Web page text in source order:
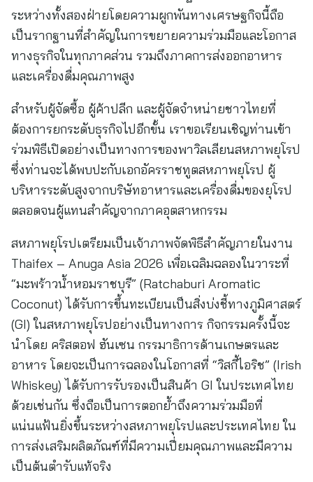
ระหว่างทั้งสองฝ่ายโดยความผูกพันทางเศรษฐกิจนี้ถือ
เป็นรากฐานที่สำคัญในการขยายความร่วมมือและโอกาส
ทางธุรกิจในทุกภาคส่วน รวมถึงภาคการส่งออกอาหาร
และเครื่องดื่มคุณภาพสูง
สำหรับผู้จัดซื้อ ผู้ค้าปลีก และผู้จัดจำหน่ายชาวไทยที่
ต้องการยกระดับธุรกิจไปอีกขั้น เราขอเรียนเชิญท่านเข้า
ร่วมพิธีเปิดอย่างเป็นทางการของพาวิลเลียนสหภาพยุโรป
ซึ่งท่านจะได้พบปะกับเอกอัครราชทูตสหภาพยุโรป ผู้
บริหารระดับสูงจากบริษัทอาหารและเครื่องดื่มของยุโรป
ตลอดจนผู้แทนสำคัญจากภาคอุตสาหกรรม
สหภาพยุโรปเตรียมเป็นเจ้าภาพจัดพิธีสำคัญภายในงาน
Thaifex – Anuga Asia 2026 เพื่อเฉลิมฉลองในวาระที่
“มะพร้าวน้ำหอมราชบุรี” (Ratchaburi Aromatic
Coconut) ได้รับการขึ้นทะเบียนเป็นสิ่งบ่งชี้ทางภูมิศาสตร์
(GI) ในสหภาพยุโรปอย่างเป็นทางการ กิจกรรมครั้งนี้จะ
นำโดย คริสตอฟ ฮันเซน กรรมาธิการด้านเกษตรและ
อาหาร โดยจะเป็นการฉลองในโอกาสที่ “วิสกี้ไอริช” (Irish
Whiskey) ได้รับการรับรองเป็นสินค้า GI ในประเทศไทย
ด้วยเช่นกัน ซึ่งถือเป็นการตอกย้ำถึงความร่วมมือที่
แน่นแฟ้นยิ่งขึ้นระหว่างสหภาพยุโรปและประเทศไทย ใน
การส่งเสริมผลิตภัณฑ์ที่มีความเปี่ยมคุณภาพและมีความ
เป็นต้นตำรับแท้จริง